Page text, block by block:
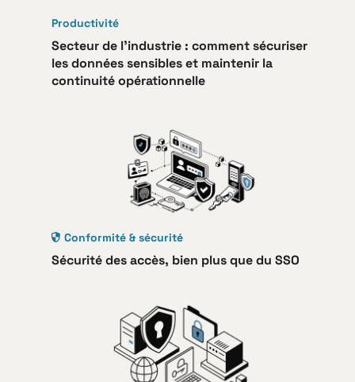
Productivité
Secteur de l’industrie : comment sécuriser
les données sensibles et maintenir la
continuité opérationnelle
Conformité & sécurité
Sécurité des accès, bien plus que du SSO